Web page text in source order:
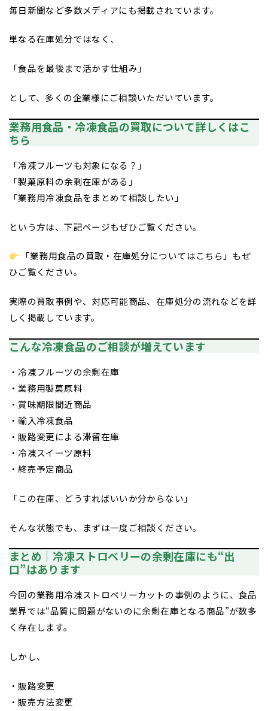
毎日新聞など多数メディアにも掲載されています。
単なる在庫処分ではなく、
「食品を最後まで活かす仕組み」
として、多くの企業様にご相談いただいています。
業務用食品・冷凍食品の買取について詳しくはこ
ちら
「冷凍フルーツも対象になる？」
「製菓原料の余剰在庫がある」
「業務用冷凍食品をまとめて相談したい」
という方は、下記ページもぜひご覧ください。
「業務用食品の買取・在庫処分についてはこちら」 もぜ
ひご覧ください。
実際の買取事例や、対応可能商品、在庫処分の流れなどを詳
しく掲載しています。
こんな冷凍食品のご相談が増えています
・冷凍フルーツの余剰在庫
・業務用製菓原料
・賞味期限間近商品
・輸入冷凍食品
・販路変更による滞留在庫
・冷凍スイーツ原料
・終売予定商品
「この在庫、どうすればいいか分からない」
そんな状態でも、まずは一度ご相談ください。
まとめ｜冷凍ストロベリーの余剰在庫にも“出
口”はあります
今回の業務用冷凍ストロベリーカットの事例のように、食品
業界では“品質に問題がないのに余剰在庫となる商品”が数多
く存在します。
しかし、
・販路変更
・販売方法変更